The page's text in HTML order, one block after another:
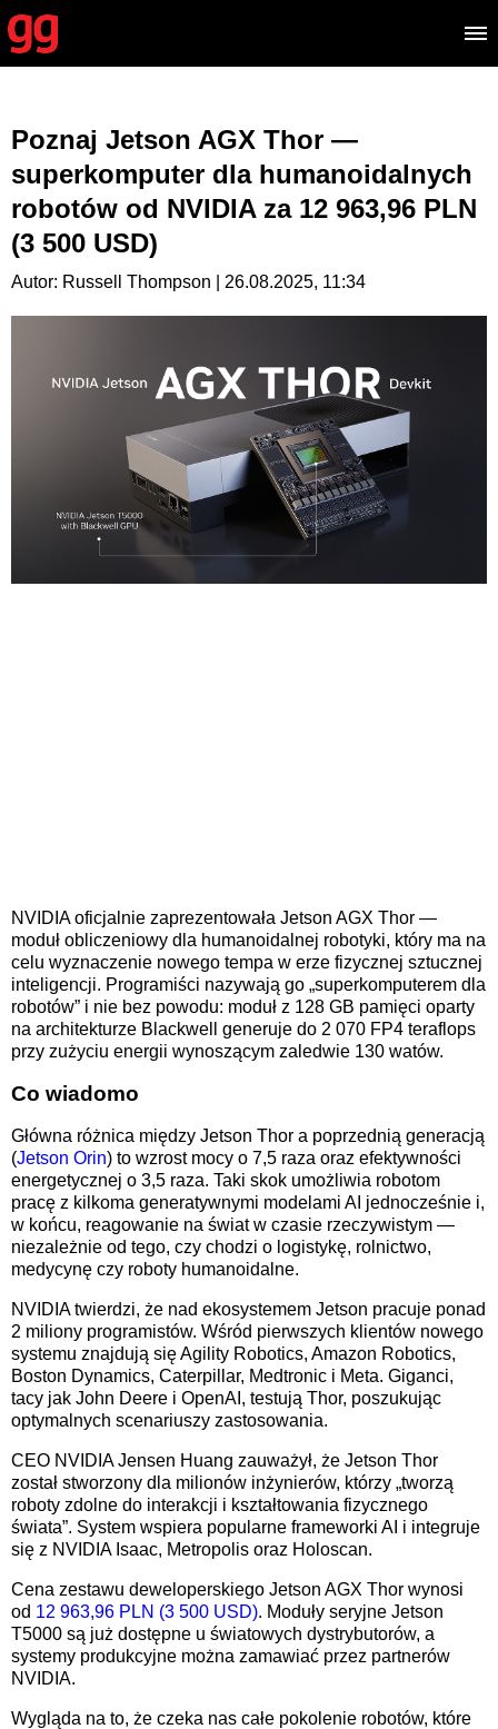
Poznaj Jetson AGX Thor —
superkomputer dla humanoidalnych
robotów od NVIDIA za 12 963,96 PLN
(3 500 USD)
Autor: Russell Thompson | 26.08.2025, 11:34
NVIDIA oficjalnie zaprezentowała Jetson AGX Thor —
moduł obliczeniowy dla humanoidalnej robotyki, który ma na
celu wyznaczenie nowego tempa w erze fizycznej sztucznej
inteligencji. Programiści nazywają go „superkomputerem dla
robotów” i nie bez powodu: moduł z 128 GB pamięci oparty
na architekturze Blackwell generuje do 2 070 FP4 teraflops
przy zużyciu energii wynoszącym zaledwie 130 watów.
Co wiadomo
Główna różnica między Jetson Thor a poprzednią generacją
(Jetson Orin) to wzrost mocy o 7,5 raza oraz efektywności
energetycznej o 3,5 raza. Taki skok umożliwia robotom
pracę z kilkoma generatywnymi modelami AI jednocześnie i,
w końcu, reagowanie na świat w czasie rzeczywistym —
niezależnie od tego, czy chodzi o logistykę, rolnictwo,
medycynę czy roboty humanoidalne.
NVIDIA twierdzi, że nad ekosystemem Jetson pracuje ponad
2 miliony programistów. Wśród pierwszych klientów nowego
systemu znajdują się Agility Robotics, Amazon Robotics,
Boston Dynamics, Caterpillar, Medtronic i Meta. Giganci,
tacy jak John Deere i OpenAI, testują Thor, poszukując
optymalnych scenariuszy zastosowania.
CEO NVIDIA Jensen Huang zauważył, że Jetson Thor
został stworzony dla milionów inżynierów, którzy „tworzą
roboty zdolne do interakcji i kształtowania fizycznego
świata”. System wspiera popularne frameworki AI i integruje
się z NVIDIA Isaac, Metropolis oraz Holoscan.
Cena zestawu deweloperskiego Jetson AGX Thor wynosi
od 12 963,96 PLN (3 500 USD). Moduły seryjne Jetson
T5000 są już dostępne u światowych dystrybutorów, a
systemy produkcyjne można zamawiać przez partnerów
NVIDIA.
Wygląda na to, że czeka nas całe pokolenie robotów, które